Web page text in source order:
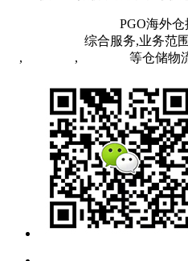
PGO海外
综合服务,业务范
, , 等仓储物